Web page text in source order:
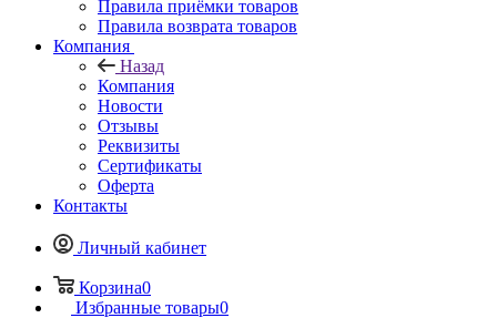
Правила приёмки товаров
Правила возврата товаров
Компания
Назад
Компания
Новости
Отзывы
Реквизиты
Сертификаты
Оферта
Контакты
Личный кабинет
Корзина0
Избранные товары0